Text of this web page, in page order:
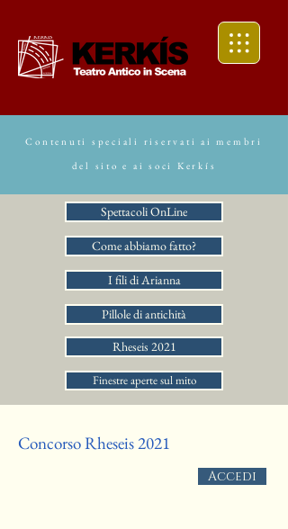
Contenuti speciali riservati ai membri
del sito e ai soci Kerkís
Spettacoli OnLine
Come abbiamo fatto?
I fili di Arianna
Pillole di antichità
Rheseis 2021
Finestre aperte sul mito
Concorso Rheseis 2021
Accedi